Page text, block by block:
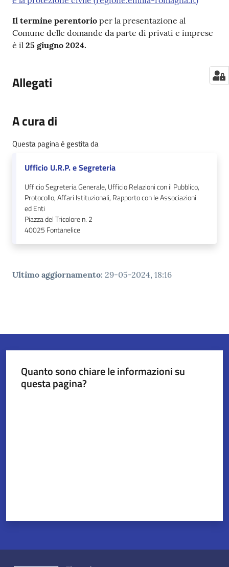
Il termine perentorio per la presentazione al
Comune delle domande da parte di privati e imprese
è il 25 giugno 2024.
Allegati
A cura di
Questa pagina è gestita da
Ufficio U.R.P. e Segreteria
Ufficio Segreteria Generale, Ufficio Relazioni con il Pubblico,
Protocollo, Affari Istituzionali, Rapporto con le Associazioni
ed Enti
Piazza del Tricolore n. 2
40025 Fontanelice
Ultimo aggiornamento: 29-05-2024, 18:16
Quanto sono chiare le informazioni su
questa pagina?